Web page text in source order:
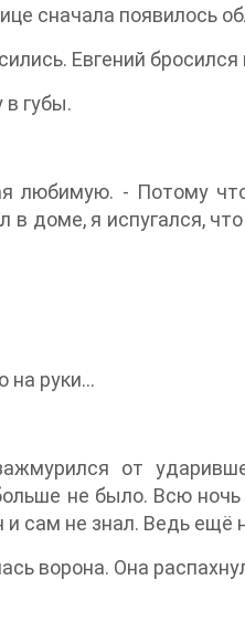
сначала появилось
Евгений бросился
в губы.
любимую. - Потому
доме, я испугался,
на руки…
от
не было. Всю
сам не знал. Ведь ещё
ворона. Она